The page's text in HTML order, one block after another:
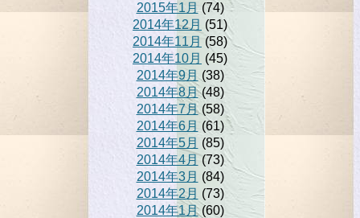
2015年1月(74)
2014年12月 (51)
2014年11月 (58)
2014年10月 (45)
2014年9月 (38)
2014年8月(48)
2014年7月(58)
2014年6月 (61)
2014年5月 (85)
2014年4月 (73)
2014年3月 (84)
2014年2月 (73)
2014年1月(60)